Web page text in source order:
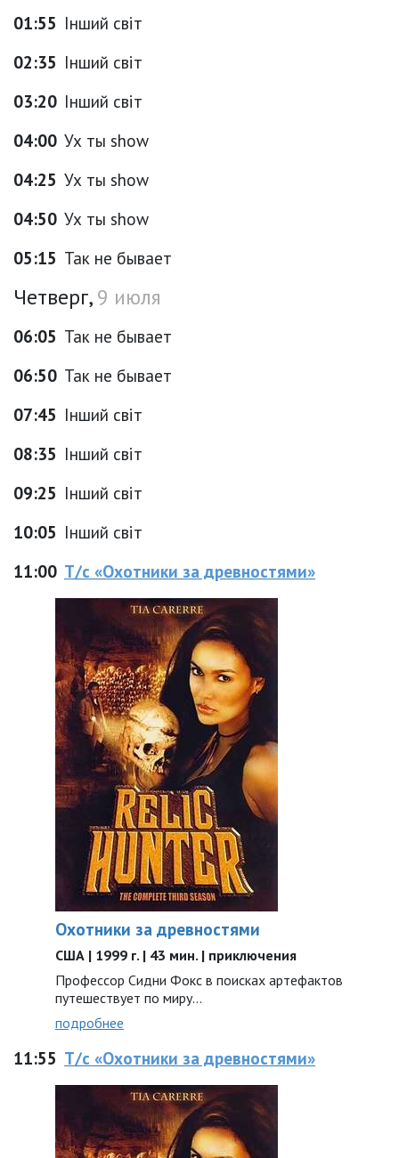
01:55 Інший світ
02:35 Інший світ
03:20 Інший світ
04:00 Ух ты show
04:25 Ух ты show
04:50 Ух ты show
05:15 Так не бывает
Четверг,9 июля
06:05 Так не бывает
06:50 Так не бывает
07:45 Інший світ
08:35 Інший світ
09:25 Інший світ
10:05 Інший світ
11:00 Т/с «Охотники за древностями»
Охотники за древностями
США | 1999 г. | 43 мин. | приключения
Профессор Сидни Фокс в поисках артефактов
путешествует по миру...
подробнее
11:55 Т/с «Охотники за древностями»